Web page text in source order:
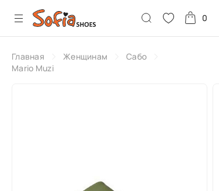
0
Главная Женщинам
Сабо
Mario Muzi